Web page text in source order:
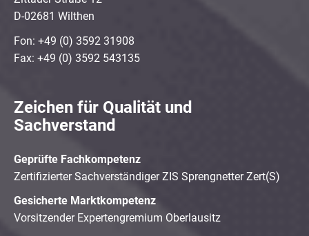
D-02681 Wilthen
Fon: +49 (0) 3592 31908
Fax: +49 (0) 3592 543135
Zeichen für Qualität und
Sachverstand
Geprüfte Fachkompetenz
Zertifizierter Sachverständiger ZIS Sprengnetter Zert(S)
Gesicherte Marktkompetenz
Vorsitzender Expertengremium Oberlausitz